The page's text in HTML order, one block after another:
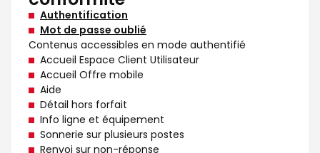
Authentification
Mot de passe oublié
Contenus accessibles en mode authentifié
Accueil Espace Client Utilisateur
Accueil Offre mobile
Aide
Détail hors forfait
Info ligne et équipement
Sonnerie sur plusieurs postes
Renvoi sur non-réponse